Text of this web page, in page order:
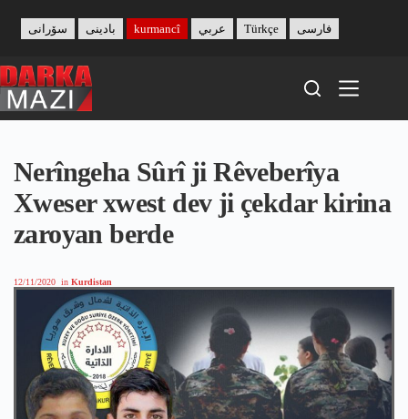
content
بادینی سۆرانی kurmancî عربي Türkçe فارسی
Nerîngeha Sûrî ji Rêveberîya
Xweser xwest dev ji çekdar kirina
zaroyan berde
12/11/2020 in Kurdistan